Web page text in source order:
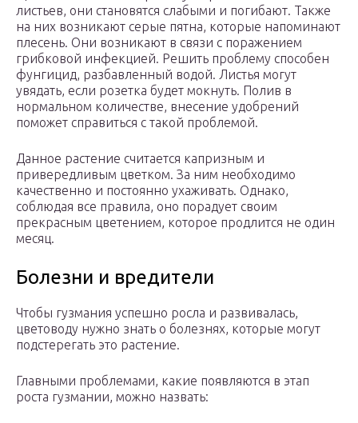
листьев, они становятся слабыми и погибают. Также
на них возникают серые пятна, которые напоминают
плесень. Они возникают в связи с поражением
грибковой инфекцией. Решить проблему способен
фунгицид, разбавленный водой. Листья могут
увядать, если розетка будет мокнуть. Полив в
нормальном количестве, внесение удобрений
поможет справиться с такой проблемой.
Данное растение считается капризным и
привередливым цветком. За ним необходимо
качественно и постоянно ухаживать. Однако,
соблюдая все правила, оно порадует своим
прекрасным цветением, которое продлится не один
месяц.
Болезни и вредители
Чтобы гузмания успешно росла и развивалась,
цветоводу нужно знать о болезнях, которые могут
подстерегать это растение.
Главными проблемами, какие появляются в этап
роста гузмании, можно назвать: